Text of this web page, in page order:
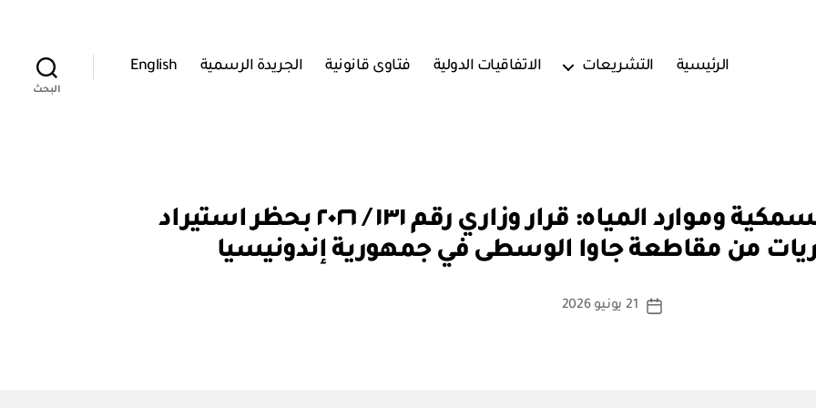
الرئيسية التشريعات الاتفاقيات الدولية فتاوى قانونية الجريدة الرسمية English
البحث
وزارة الثروة الزراعية والسمكية وموارد المياه: قرار وزاري رقم ١٣١ / ٢٠٢٦ بحظر استيراد
من مقاطعة جاوا الوسطى في جمهورية إندونيسيا
كاتب
بو
س
ة
تاريخ
21 يونيو 2026